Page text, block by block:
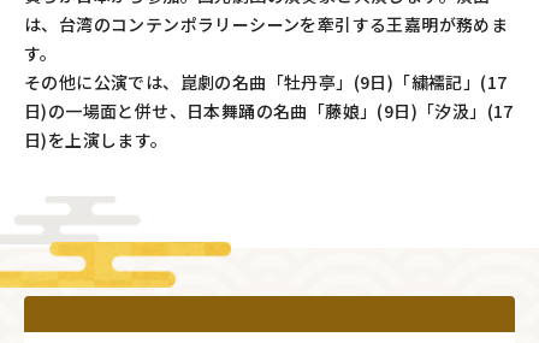
は、台湾のコンテンポラリーシーンを牽引する王嘉明が務めま
す。
その他に公演では、崑劇の名曲「牡丹亭」(9日)「繍襦記」(17
日)の一場面と併せ、日本舞踊の名曲「藤娘」(9日)「汐汲」(17
日)を上演します。